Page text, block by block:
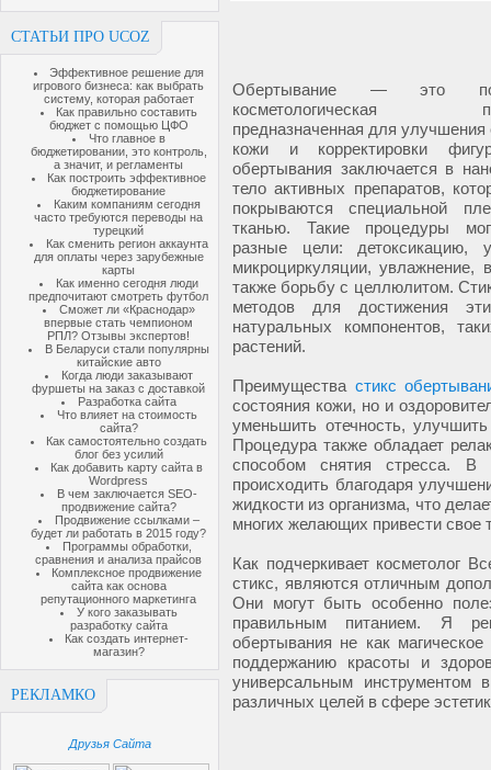
СТАТЬИ ПРО UCOZ
Эффективное решение для
игрового бизнеса: как выбрать
систему, которая работает
Как правильно составить
бюджет с помощью ЦФО
Что главное в
бюджетировании, это контроль,
а значит, и регламенты
Как построить эффективное
бюджетирование
Каким компаниям сегодня
часто требуются переводы на
турецкий
Как сменить регион аккаунта
для оплаты через зарубежные
карты
Как именно сегодня люди
предпочитают смотреть футбол
Сможет ли «Краснодар»
впервые стать чемпионом
РПЛ? Отзывы экспертов!
В Беларуси стали популярны
китайские авто
Когда люди заказывают
фуршеты на заказ с доставкой
Разработка сайта
Что влияет на стоимость
сайта?
Как самостоятельно создать
блог без усилий
Как добавить карту сайта в
Wordpress
В чем заключается SEO-
продвижение сайта?
Продвижение ссылками –
будет ли работать в 2015 году?
Программы обработки,
сравнения и анализа прайсов
Комплексное продвижение
сайта как основа
репутационного маркетинга
У кого заказывать
разработку сайта
Как создать интернет-
магазин?
РЕКЛАМКО
Друзья Сайта
Обертывание — это
косметологическая
предназначенная для улучшения
кожи и корректировки
обертывания заключается в
тело активных препаратов,
покрываются специальной
тканью. Такие процедуры
разные цели: детоксикацию,
микроциркуляции, увлажнение,
также борьбу с целлюлитом.
методов для достижения
натуральных компонентов,
растений.
Преимущества стикс
состояния кожи, но и
уменьшить отечность,
Процедура также обладает
способом снятия стресса. В
происходить благодаря
жидкости из организма, что
многих желающих привести свое
Как подчеркивает косметолог
стикс, являются отличным
Они могут быть особенно
правильным питанием. Я
обертывания не как
поддержанию красоты и
универсальным инструментом
различных целей в сфере